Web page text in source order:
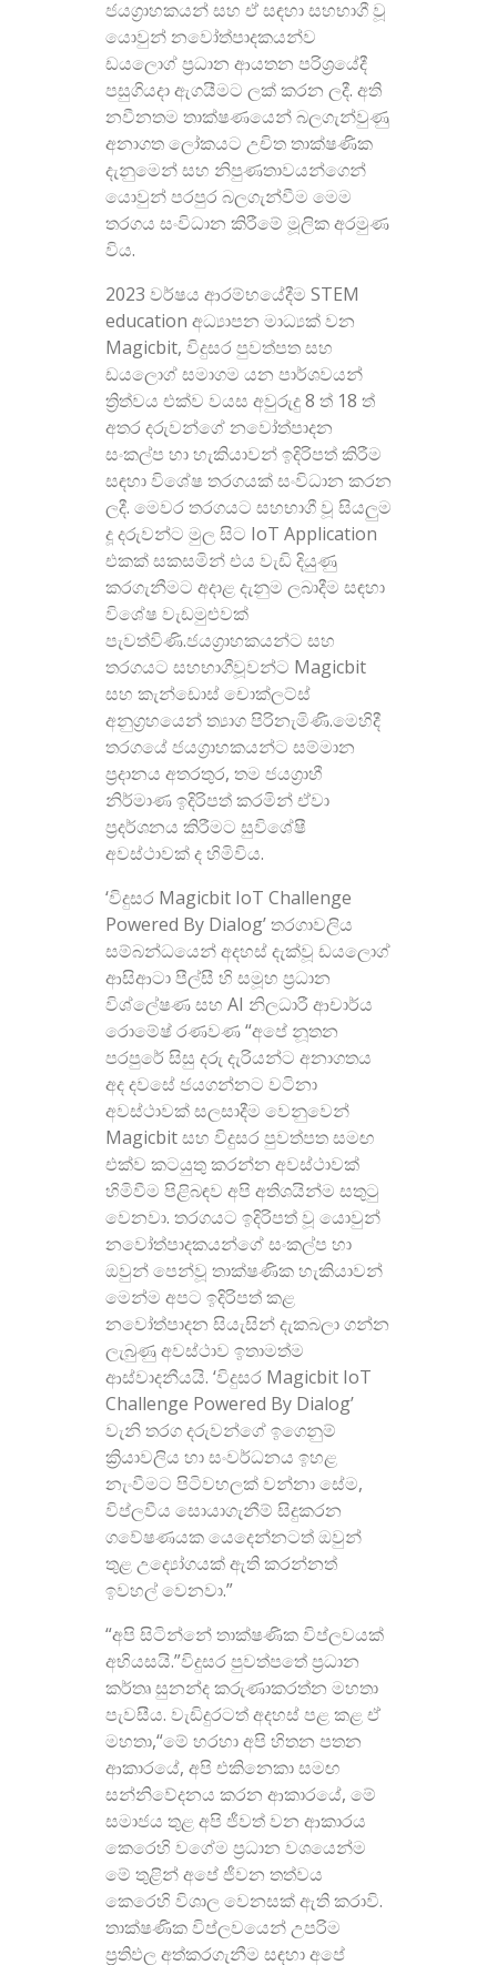
ජයග්‍රාහකයන් සහ ඒ සඳහා සහභාගී වූ
යොවුන් නවෝත්පාදකයන්ව
ඩයලොග් ප්‍රධාන ආයතන පරිශ්‍රයේදී
පසුගියදා ඇගයීමට ලක් කරන ලදී. අති
නවීනතම තාක්ෂණයෙන් බලගැන්වුණු
අනාගත ලෝකයට උචිත තාක්ෂණික
දැනුමෙන් සහ නිපුණතාවයන්ගෙන්
යොවුන් පරපුර බලගැන්වීම මෙම
තරගය සංවිධාන කිරීමේ මූලික අරමුණ
විය.
2023 වර්ෂය ආරම්භයේදීම STEM
education අධ්‍යාපන මාධ්‍යක් වන
Magicbit, විදුසර පුවත්පත සහ
ඩයලොග් සමාගම යන පාර්ශවයන්
ත්‍රිත්වය එක්ව වයස අවුරුදු 8 ත් 18 ත්
අතර දරුවන්ගේ නවෝත්පාදන
සංකල්ප හා හැකියාවන් ඉදිරිපත් කිරීම
සඳහා විශේෂ තරගයක් සංවිධාන කරන
ලදී. මෙවර තරගයට සහභාගී වූ සියලුම
දූ දරුවන්ට මුල සිට IoT Application
එකක් සකසමින් එය වැඩි දියුණු
කරගැනීමට අදාළ දැනුම ලබාදීම සඳහා
විශේෂ වැඩමුළුවක්
පැවත්විණි.ජයග්‍රාහකයන්ට සහ
තරගයට සහභාගීවූවන්ට Magicbit
සහ කැන්ඩොස් චොක්ලට්ස්
අනුග්‍රහයෙන් ත්‍යාග පිරිනැමිණි.මෙහිදී
තරගයේ ජයග්‍රාහකයන්ට සම්මාන
ප්‍රදානය අතරතුර, තම ජයග්‍රාහී
නිර්මාණ ඉදිරිපත් කරමින් ඒවා
ප්‍රදර්ශනය කිරීමට සුවිශේෂී
අවස්ථාවක් ද හිමිවිය.
‘විදුසර Magicbit IoT Challenge
Powered By Dialog’ තරගාවලිය
සම්බන්ධයෙන් අදහස් දැක්වූ ඩයලොග්
ආසිආටා පීල්සී හි සමූහ ප්‍රධාන
විශ්ලේෂණ සහ AI නිලධාරී ආචාර්ය
රොමේෂ් රණවණ “අපේ නූතන
පරපුරේ සිසු දරු දැරියන්ට අනාගතය
අද දවසේ ජයගන්නට වටිනා
අවස්ථාවක් සලසාදීම වෙනුවෙන්
Magicbit සහ විදුසර පුවත්පත සමඟ
එක්ව කටයුතු කරන්න අවස්ථාවක්
හිමිවීම පිළිබඳව අපි අතිශයින්ම සතුටු
වෙනවා. තරගයට ඉදිරිපත් වූ යොවුන්
නවෝත්පාදකයන්ගේ සංකල්ප හා
ඔවුන් පෙන්වූ තාක්ෂණික හැකියාවන්
මෙන්ම අපට ඉදිරිපත් කළ
නවෝත්පාදන සියැසින් දැකබලා ගන්න
ලැබුණු අවස්ථාව ඉතාමත්ම
ආස්වාදනීයයි. ‘විදුසර Magicbit IoT
Challenge Powered By Dialog’
වැනි තරග දරුවන්ගේ ඉගෙනුම්
ක්‍රියාවලිය හා සංවර්ධනය ඉහළ
නැංවීමට පිටිවහලක් වන්නා සේම,
විප්ලවීය සොයාගැනීම් සිදුකරන
ගවේෂණයක යෙදෙන්නටත් ඔවුන්
තුළ උද්‍යෝගයක් ඇති කරන්නත්
ඉවහල් වෙනවා.”
“අපි සිටින්නේ තාක්ෂණික විප්ලවයක්
අභියසයි.”විදුසර පුවත්පතේ ප්‍රධාන
කර්තෘ සුනන්ද කරුණාකරත්න මහතා
පැවසීය. වැඩිදුරටත් අදහස් පළ කළ ඒ
මහතා,“මේ හරහා අපි හිතන පතන
ආකාරයේ, අපි එකිනෙකා සමඟ
සන්නිවේදනය කරන ආකාරයේ, මේ
සමාජය තුළ අපි ජීවත් වන ආකාරය
කෙරෙහි වගේම ප්‍රධාන වශයෙන්ම
මේ තුළින් අපේ ජීවන තත්වය
කෙරෙහි විශාල වෙනසක් ඇති කරාවි.
තාක්ෂණික විප්ලවයෙන් උපරිම
ප්‍රතිඵල අත්කරගැනීම සඳහා අපේ